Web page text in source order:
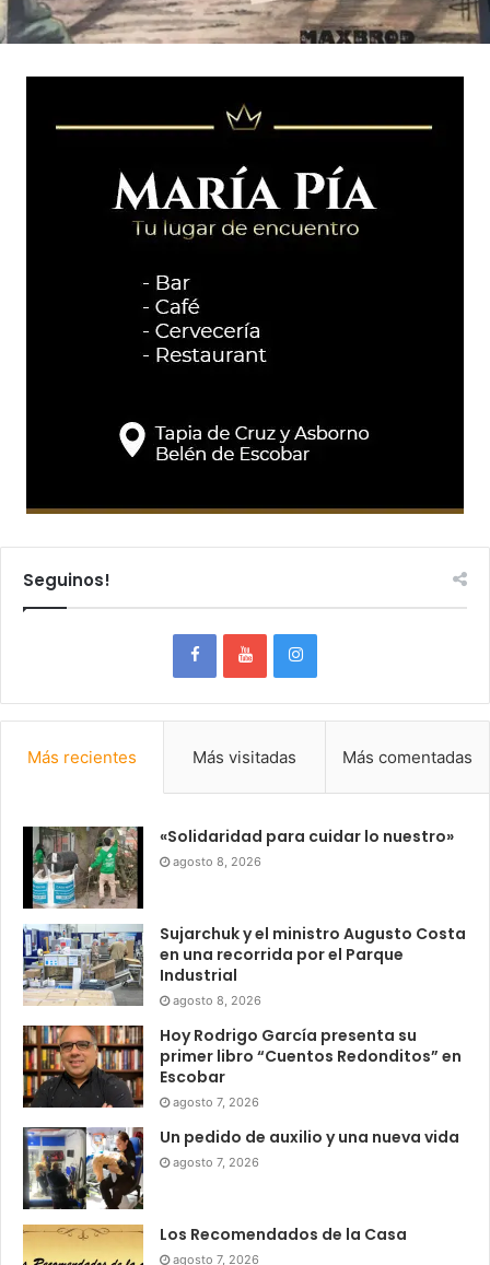
Seguinos!
Más recientes Más visitadas Más comentadas
«Solidaridad para cuidar lo nuestro»
agosto 8, 2026
Sujarchuk y el ministro Augusto Costa
en una recorrida por el Parque
Industrial
agosto 8, 2026
Hoy Rodrigo García presenta su
primer libro “Cuentos Redonditos” en
Escobar
agosto 7, 2026
Un pedido de auxilio y una nueva vida
agosto 7, 2026
Los Recomendados de la Casa
agosto 7, 2026